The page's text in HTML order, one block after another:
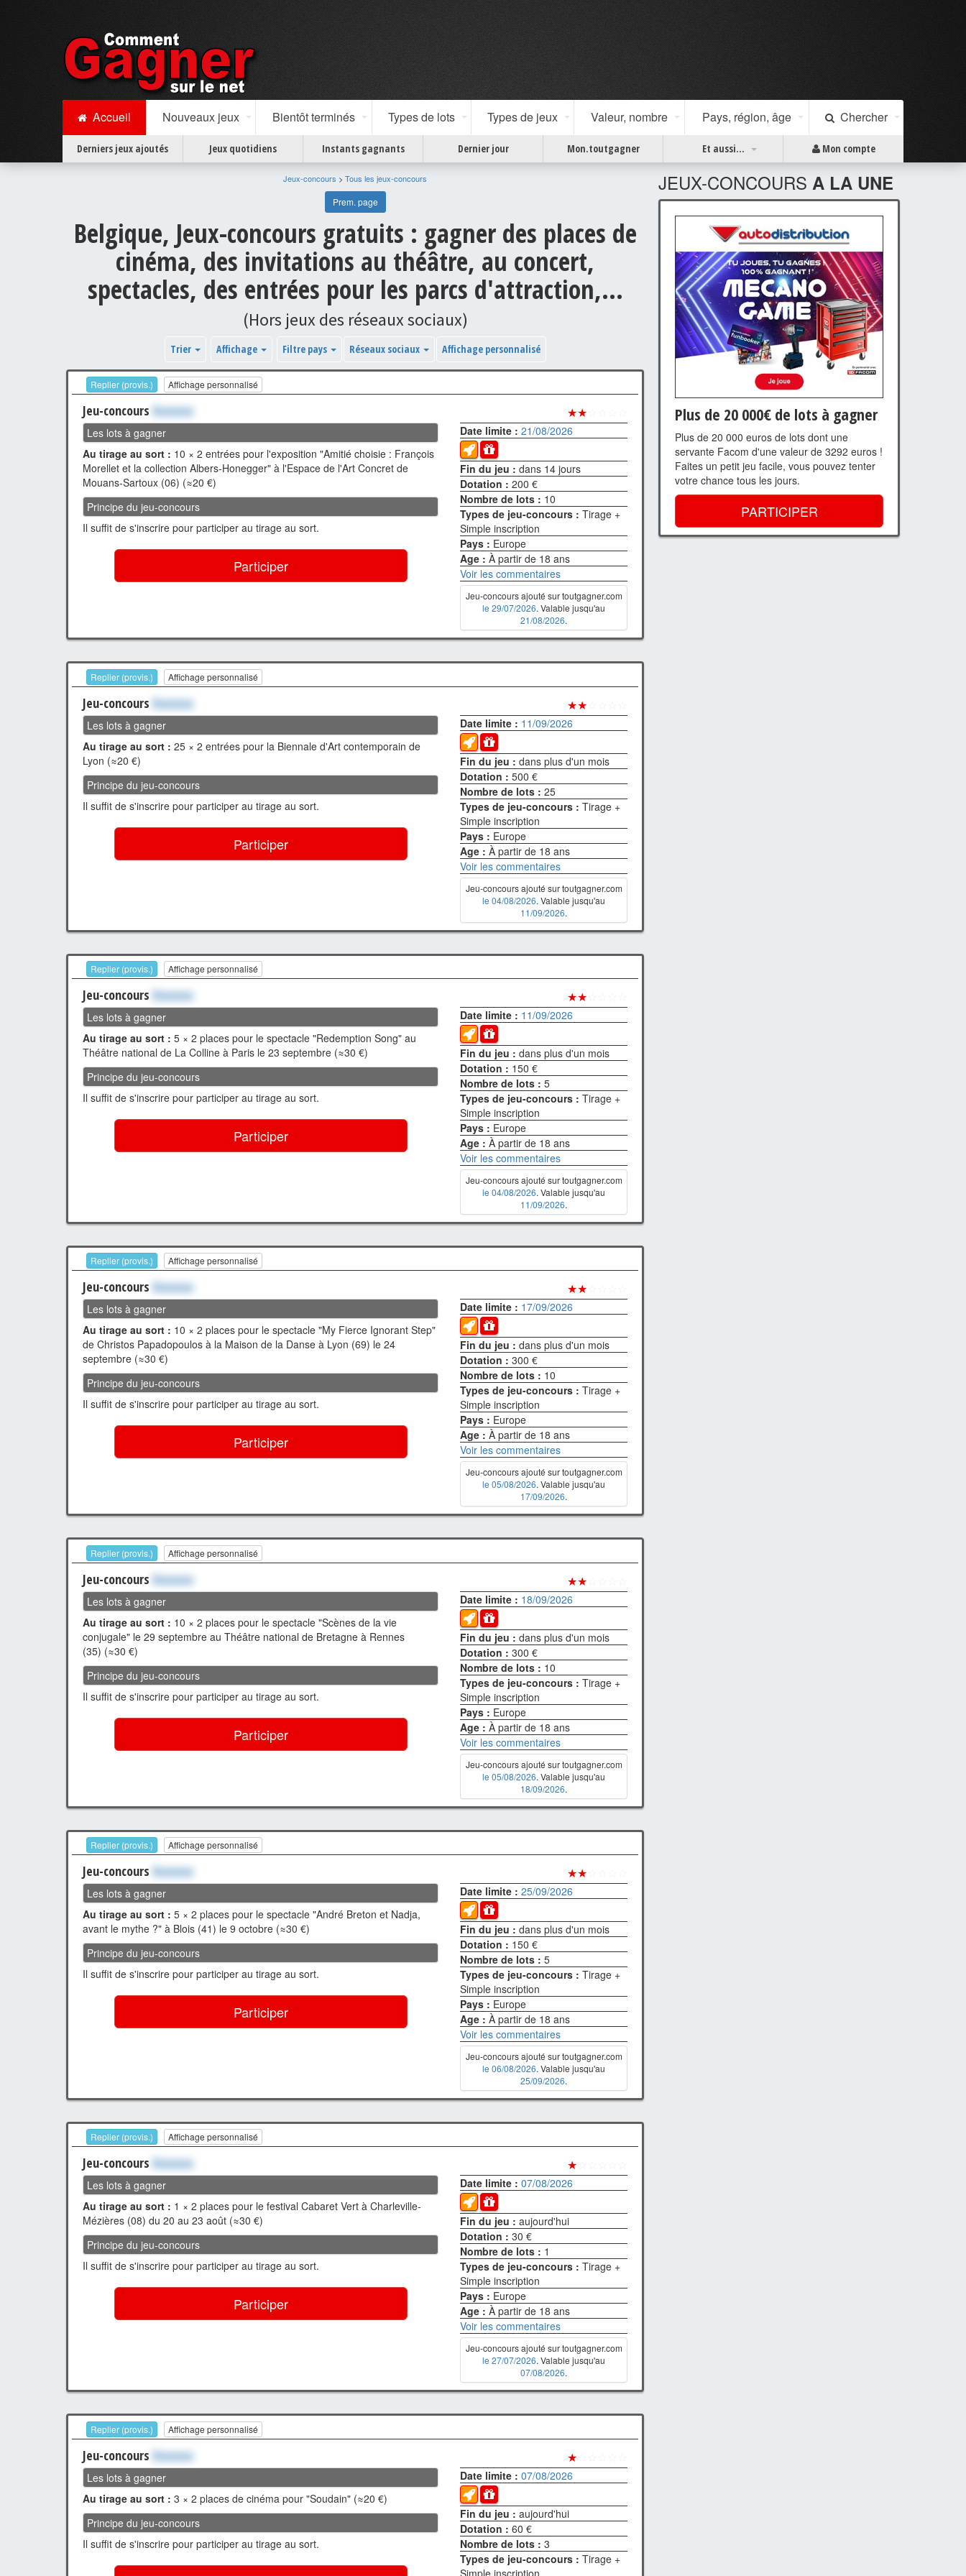
Accueil Nouveaux jeux Bientôt terminés Types de lots Types de jeux Valeur, nombre Pays, région, âge Chercher
Derniers jeux ajoutés Jeux quotidiens Instants gagnants Dernier jour Mon.toutgagner Et aussi... Mon compte
JEUX-CONCOURS A LA UNE
Plus de 20 000€ de lots à gagner
Plus de 20 000 euros de lots dont une
servante Facom d'une valeur de 3292 euros !
Faites un petit jeu facile, vous pouvez tenter
votre chance tous les jours.
PARTICIPER
Jeux-concours > Tous les jeux-concours
Prem. page
Belgique, Jeux-concours gratuits : gagner des places de
cinéma, des invitations au théâtre, au concert,
spectacles, des entrées pour les parcs d'attraction,...
(Hors jeux des réseaux sociaux)
Trier Affichage Filtre pays Réseaux sociaux Affichage personnalisé
Replier (provis.) Affichage personnalisé
Jeu-concours Xxxxxxx ★★
Les lots à gagner
Au tirage au sort : 10 × 2 entrées pour l'exposition "Amitié choisie : François
Morellet et la collection Albers-Honegger" à l'Espace de l'Art Concret de
Mouans-Sartoux (06) (≈20 €)
Principe du jeu-concours
Il suffit de s'inscrire pour participer au tirage au sort.
Participer
Date limite :21/08/2026
Fin du jeu :dans 14 jours
Dotation :200 €
Nombre de lots : 10
Types de jeu-concours :Tirage +
Simple inscription
Pays : Europe
Age :À partir de 18 ans
Voir les commentaires
Jeu-concours ajouté sur toutgagner.com
le 29/07/2026. Valable jusqu'au
21/08/2026.
Replier (provis.) Affichage personnalisé
Jeu-concours Xxxxxxx ★★
Les lots à gagner
Au tirage au sort : 25 × 2 entrées pour la Biennale d'Art contemporain de
Lyon (≈20 €)
Principe du jeu-concours
Il suffit de s'inscrire pour participer au tirage au sort.
Participer
Date limite : 11/09/2026
Fin du jeu :dans plus d'un mois
Dotation :500 €
Nombre de lots :25
Types de jeu-concours :Tirage +
Simple inscription
Pays : Europe
Age :À partir de 18 ans
Voir les commentaires
Jeu-concours ajouté sur toutgagner.com
le 04/08/2026. Valable jusqu'au
11/09/2026.
Replier (provis.) Affichage personnalisé
Jeu-concours Xxxxxxx ★★
Les lots à gagner
Au tirage au sort : 5 × 2 places pour le spectacle "Redemption Song" au
Théâtre national de La Colline à Paris le 23 septembre (≈30 €)
Principe du jeu-concours
Il suffit de s'inscrire pour participer au tirage au sort.
Participer
Date limite : 11/09/2026
Fin du jeu :dans plus d'un mois
Dotation : 150 €
Nombre de lots :5
Types de jeu-concours :Tirage +
Simple inscription
Pays : Europe
Age :À partir de 18 ans
Voir les commentaires
Jeu-concours ajouté sur toutgagner.com
le 04/08/2026. Valable jusqu'au
11/09/2026.
Replier (provis.) Affichage personnalisé
Jeu-concours Xxxxxxx ★★
Les lots à gagner
Au tirage au sort : 10 × 2 places pour le spectacle "My Fierce Ignorant Step"
de Christos Papadopoulos à la Maison de la Danse à Lyon (69) le 24
septembre (≈30 €)
Principe du jeu-concours
Il suffit de s'inscrire pour participer au tirage au sort.
Participer
Date limite : 17/09/2026
Fin du jeu :dans plus d'un mois
Dotation :300 €
Nombre de lots : 10
Types de jeu-concours :Tirage +
Simple inscription
Pays : Europe
Age :À partir de 18 ans
Voir les commentaires
Jeu-concours ajouté sur toutgagner.com
le 05/08/2026. Valable jusqu'au
17/09/2026.
Replier (provis.) Affichage personnalisé
Jeu-concours Xxxxxxx ★★
Les lots à gagner
Au tirage au sort : 10 × 2 places pour le spectacle "Scènes de la vie
conjugale" le 29 septembre au Théâtre national de Bretagne à Rennes
(35) (≈30 €)
Principe du jeu-concours
Il suffit de s'inscrire pour participer au tirage au sort.
Participer
Date limite : 18/09/2026
Fin du jeu :dans plus d'un mois
Dotation :300 €
Nombre de lots : 10
Types de jeu-concours :Tirage +
Simple inscription
Pays : Europe
Age :À partir de 18 ans
Voir les commentaires
Jeu-concours ajouté sur toutgagner.com
le 05/08/2026. Valable jusqu'au
18/09/2026.
Replier (provis.) Affichage personnalisé
Jeu-concours Xxxxxxx ★★
Les lots à gagner
Au tirage au sort : 5 × 2 places pour le spectacle "André Breton et Nadja,
avant le mythe ?" à Blois (41) le 9 octobre (≈30 €)
Principe du jeu-concours
Il suffit de s'inscrire pour participer au tirage au sort.
Participer
Date limite :25/09/2026
Fin du jeu :dans plus d'un mois
Dotation : 150 €
Nombre de lots :5
Types de jeu-concours :Tirage +
Simple inscription
Pays : Europe
Age :À partir de 18 ans
Voir les commentaires
Jeu-concours ajouté sur toutgagner.com
le 06/08/2026. Valable jusqu'au
25/09/2026.
Replier (provis.) Affichage personnalisé
Jeu-concours Xxxxxxx ★
Les lots à gagner
Au tirage au sort : 1 × 2 places pour le festival Cabaret Vert à Charleville-
Mézières (08) du 20 au 23 août (≈30 €)
Principe du jeu-concours
Il suffit de s'inscrire pour participer au tirage au sort.
Participer
Date limite :07/08/2026
Fin du jeu :aujourd'hui
Dotation :30 €
Nombre de lots : 1
Types de jeu-concours :Tirage +
Simple inscription
Pays : Europe
Age :À partir de 18 ans
Voir les commentaires
Jeu-concours ajouté sur toutgagner.com
le 27/07/2026. Valable jusqu'au
07/08/2026.
Replier (provis.) Affichage personnalisé
Jeu-concours Xxxxxxx ★
Les lots à gagner
Au tirage au sort : 3 × 2 places de cinéma pour "Soudain" (≈20 €)
Principe du jeu-concours
Il suffit de s'inscrire pour participer au tirage au sort.
Date limite :07/08/2026
Fin du jeu :aujourd'hui
Dotation :60 €
Nombre de lots :3
Types de jeu-concours :Tirage +
Simple inscription